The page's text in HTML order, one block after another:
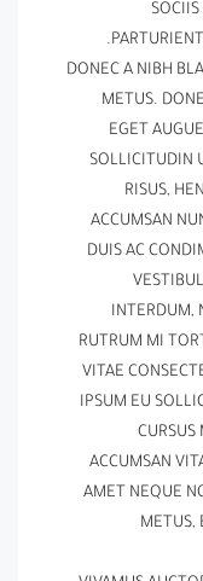
DONEC A NIBH
METUS.
EGET
SOLLICITUDIN
RISUS,
ACCUMSAN
DUIS AC
INTERDUM,
RUTRUM MI
VITAE
IPSUM EU
CURSUS
ACCUMSAN
AMET NEQUE
METUS,